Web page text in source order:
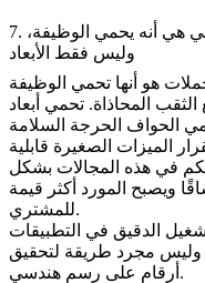
7. القيمة الحقيقية للتشغيل الدقيق الطبي هي أنه يحمي الوظيفة،
وليس فقط الأبعاد
هو أنها تحمي الوظيفة
المحاذاة. تحمي أبعاد
الحواف الحرجة السلامة
الميزات الصغيرة قابلية
في هذه المجالات بشكل
ويصبح المورد أكثر قيمة
للمشتري.
الدقيق في التطبيقات
وليس مجرد طريقة لتحقيق
أرقام على رسم هندسي.